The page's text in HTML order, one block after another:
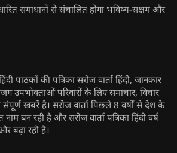
समाधानों से संचालित होगा भविष्य-सक्षम और
पाठकों की पत्रिका सरोज वार्ता हिंदी, जानकार
उपभोक्ताओं परिवारों के लिए समाचार, विचार
खबरें है। सरोज वार्ता पिछले 8 वर्षों से देश के
नाम बन रही है और सरोज वार्ता पत्रिका हिंदी वर्ष
बढ़ा रही है।